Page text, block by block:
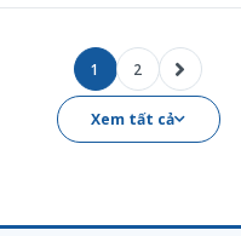
1 2
Xem tất cả